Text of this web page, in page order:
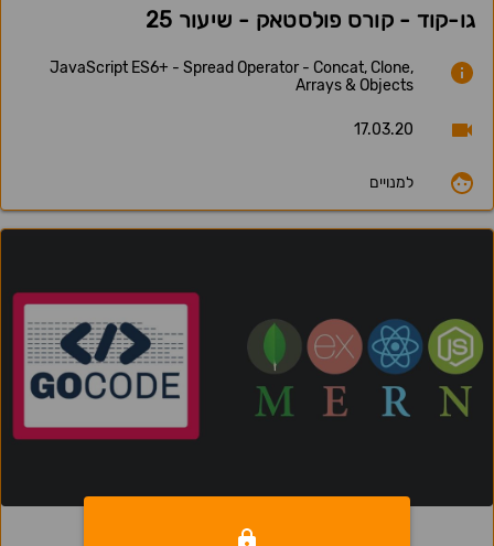
גו-קוד - קורס פולסטאק - שיעור 25
JavaScript ES6+ - Spread Operator - Concat, Clone,
Arrays & Objects
17.03.20
למנויים